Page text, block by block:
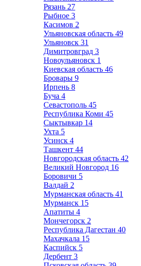
Рязань 27
Рыбное 3
Касимов 2
Ульяновская область 49
Ульяновск 31
Димитровград 3
Новоульяновск 1
Киевская область 46
Бровары 9
Ирпень 8
Буча 4
Севастополь 45
Республика Коми 45
Сыктывкар 14
Ухта 5
Усинск 4
Ташкент 44
Новгородская область 42
Великий Новгород 16
Боровичи 5
Валдай 2
Мурманская область 41
Мурманск 15
Апатиты 4
Мончегорск 2
Республика Дагестан 40
Махачкала 15
Каспийск 5
Дербент 3